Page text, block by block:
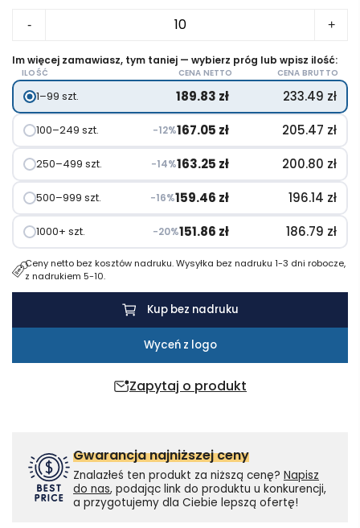
-
achromatyczne
pióro
kulkowe
+
Zapytaj o produkt
Im więcej zamawiasz, tym taniej — wybierz próg lub wpisz ilość:
ILOŚĆ CENA NETTO CENA BRUTTO
1–99 szt. 189.83 zł 233.49 zł
100–249 szt. −12%167.05 zł 205.47 zł
250–499 szt. −14%163.25 zł 200.80 zł
500–999 szt. −16%159.46 zł 196.14 zł
1000+ szt. −20%151.86 zł 186.79 zł
Ceny netto bez kosztów nadruku. Wysyłka bez nadruku 1-3 dni robocze,
z nadrukiem 5-10.
Kup bez nadruku
Wyceń z logo
Gwarancja najniższej ceny
Znalazłeś ten produkt za niższą cenę? Napisz
do nas, podając link do produktu u konkurencji,
a przygotujemy dla Ciebie lepszą ofertę!